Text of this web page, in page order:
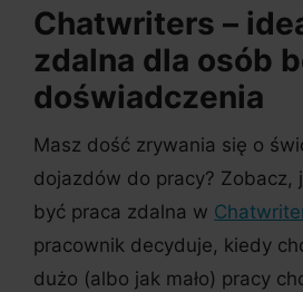
Chatwriters –
zdalna dla osób
doświadczenia
Masz dość zrywania się o
dojazdów do pracy? Zobacz,
być praca zdalna w
pracownik decyduje, kiedy
dużo (albo jak mało) pracy